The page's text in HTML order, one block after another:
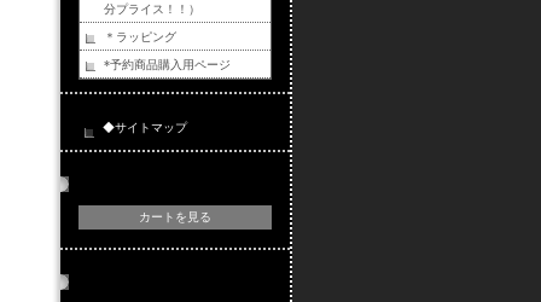
分プライス！！）
＊ラッピング
*予約商品購入用ページ
◆サイトマップ
カートを見る